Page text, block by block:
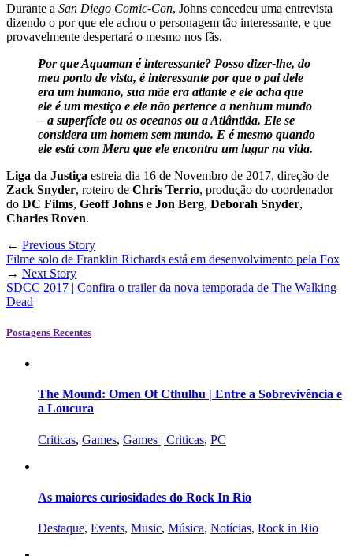
Durante a San Diego Comic-Con, Johns concedeu uma entrevista
dizendo o por que ele achou o personagem tão interessante, e que
provavelmente despertará o mesmo nos fãs.
Por que Aquaman é interessante? Posso dizer-lhe, do
meu ponto de vista, é interessante por que o pai dele
era um humano, sua mãe era atlante e ele acha que
ele é um mestiço e ele não pertence a nenhum mundo
– a superfície ou os oceanos ou a Atlântida. Ele se
considera um homem sem mundo. E é mesmo quando
ele está com Mera que ele encontra um lugar na vida.
Liga da Justiça estreia dia 16 de Novembro de 2017, direção de
Zack Snyder, roteiro de Chris Terrio, produção do coordenador
do DC Films, Geoff Johns e Jon Berg, Deborah Snyder,
Charles Roven.
← Previous Story
Filme solo de Franklin Richards está em desenvolvimento pela Fox
→ Next Story
SDCC 2017 | Confira o trailer da nova temporada de The Walking
Dead
Postagens Recentes
The Mound: Omen Of Cthulhu | Entre a Sobrevivência e
a Loucura
Criticas, Games, Games | Criticas, PC
As maiores curiosidades do Rock In Rio
Destaque, Events, Music, Música, Notícias, Rock in Rio